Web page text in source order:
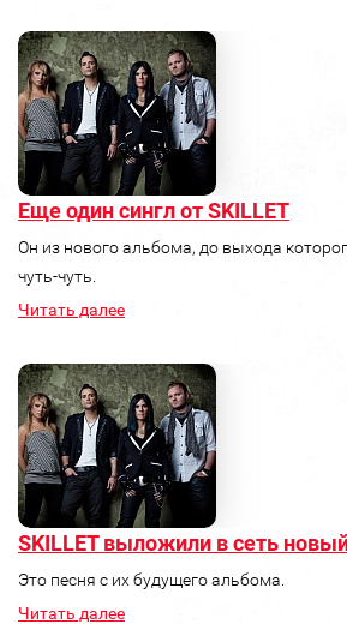
Еще один сингл от SKILLET
Он из нового альбома, до выхода
чуть-чуть.
Читать далее
SKILLET выложили в сеть
Это песня с их будущего альбома.
Читать далее